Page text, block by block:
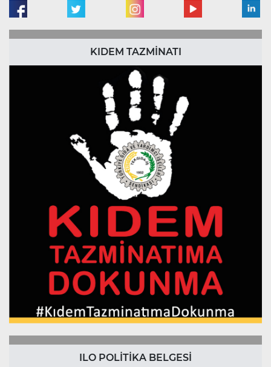
KIDEM TAZMİNATI
ILO POLİTİKA BELGESİ